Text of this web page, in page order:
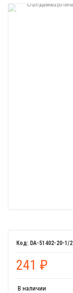
DA-51402-20-1/2
241 ₽
В наличии